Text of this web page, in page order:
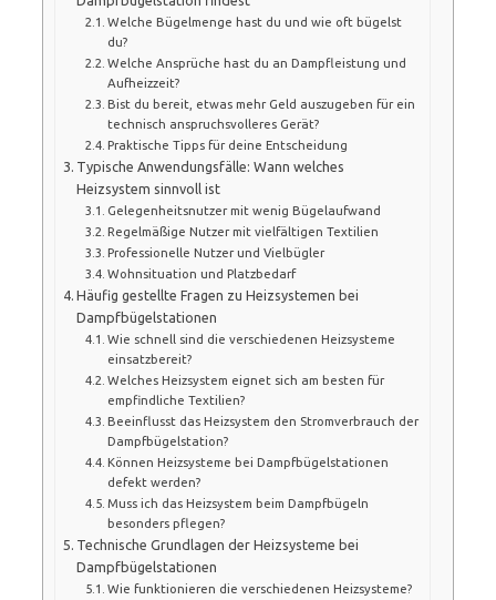
Welche Bügelmenge hast du und wie oft bügelst
du?
Welche Ansprüche hast du an Dampfleistung und
Aufheizzeit?
Bist du bereit, etwas mehr Geld auszugeben für ein
technisch anspruchsvolleres Gerät?
Praktische Tipps für deine Entscheidung
Typische Anwendungsfälle: Wann welches
Heizsystem sinnvoll ist
Gelegenheitsnutzer mit wenig Bügelaufwand
Regelmäßige Nutzer mit vielfältigen Textilien
Professionelle Nutzer und Vielbügler
Wohnsituation und Platzbedarf
Häufig gestellte Fragen zu Heizsystemen bei
Dampfbügelstationen
Wie schnell sind die verschiedenen Heizsysteme
einsatzbereit?
Welches Heizsystem eignet sich am besten für
empfindliche Textilien?
Beeinflusst das Heizsystem den Stromverbrauch der
Dampfbügelstation?
Können Heizsysteme bei Dampfbügelstationen
defekt werden?
Muss ich das Heizsystem beim Dampfbügeln
besonders pflegen?
Technische Grundlagen der Heizsysteme bei
Dampfbügelstationen
Wie funktionieren die verschiedenen Heizsysteme?